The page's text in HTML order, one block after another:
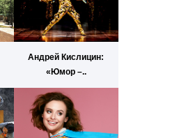
Андрей Кислицин:
«Юмор –..